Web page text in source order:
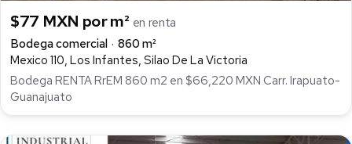
$77 MXN por m² en renta
Bodega comercial
860 m²
Mexico 110, Los Infantes, Silao De La Victoria
Bodega RENTA RrEM 860 m2 en $66,220 MXN Carr. Irapuato-
Guanajuato